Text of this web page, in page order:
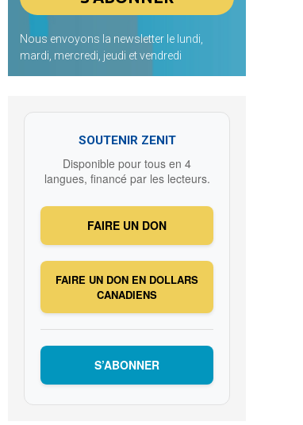
Nous envoyons la newsletter le lundi,
mardi, mercredi, jeudi et vendredi
SOUTENIR ZENIT
Disponible pour tous en 4
langues, financé par les lecteurs.
FAIRE UN DON
FAIRE UN DON EN DOLLARS
CANADIENS
S’ABONNER